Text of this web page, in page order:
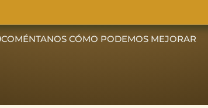
COMÉNTANOS CÓMO PODEMOS MEJORAR